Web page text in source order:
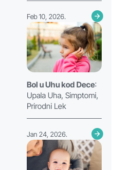
Feb 10, 2026.
Bol u Uhu kod Dece:
Upala Uha, Simptomi,
Prirodni Lek
Jan 24, 2026.